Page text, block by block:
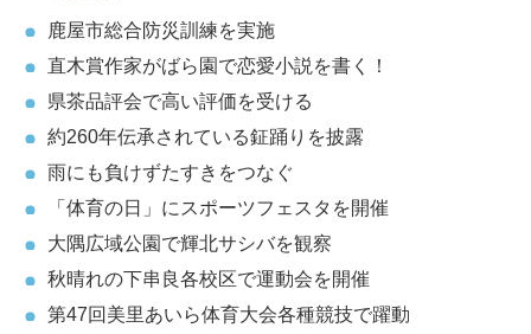
鹿屋市総合防災訓練を実施
直木賞作家がばら園で恋愛小説を書く！
県茶品評会で高い評価を受ける
約260年伝承されている鉦踊りを披露
雨にも負けずたすきをつなぐ
「体育の日」にスポーツフェスタを開催
大隅広域公園で輝北サシバを観察
秋晴れの下串良各校区で運動会を開催
第47回美里あいら体育大会各種競技で躍動